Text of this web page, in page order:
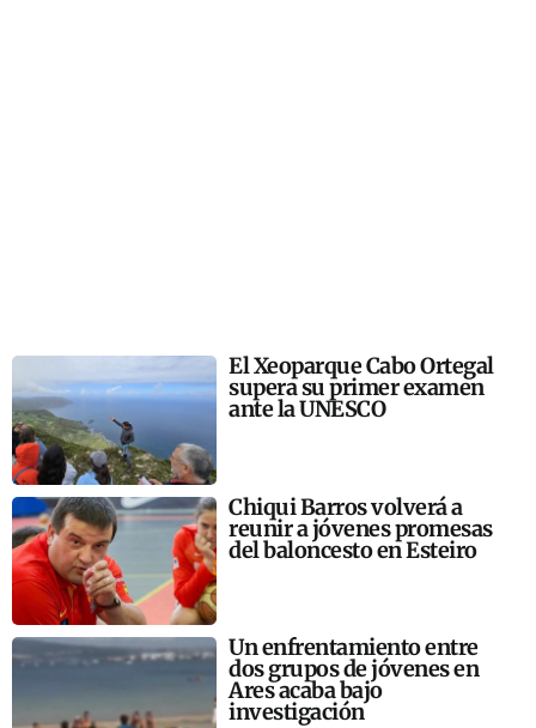
El Xeoparque Cabo Ortegal
supera su primer examen
ante la UNESCO
Chiqui Barros volverá a
reunir a jóvenes promesas
del baloncesto en Esteiro
Un enfrentamiento entre
dos grupos de jóvenes en
Ares acaba bajo
investigación